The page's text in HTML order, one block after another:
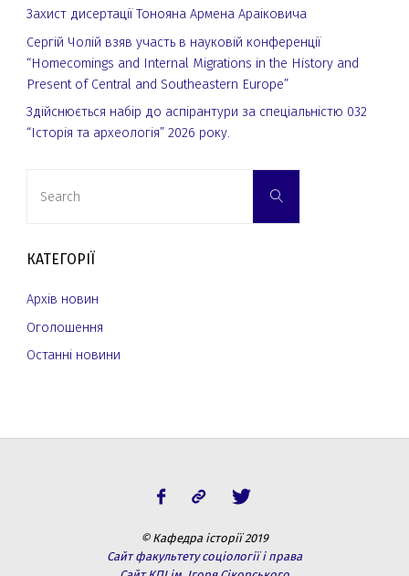
Захист дисертації Тонояна Армена Араіковича
Сергій Чолій взяв участь в науковій конференції
“Homecomings and Internal Migrations in the History and
Present of Central and Southeastern Europe”
Здійснюється набір до аспірантури за спеціальністю 032
“Історія та археологія” 2026 року.
Search
КАТЕГОРІЇ
Архів новин
Оголошення
Останні новини
© Кафедра історії 2019
Сайт факультету соціології і права